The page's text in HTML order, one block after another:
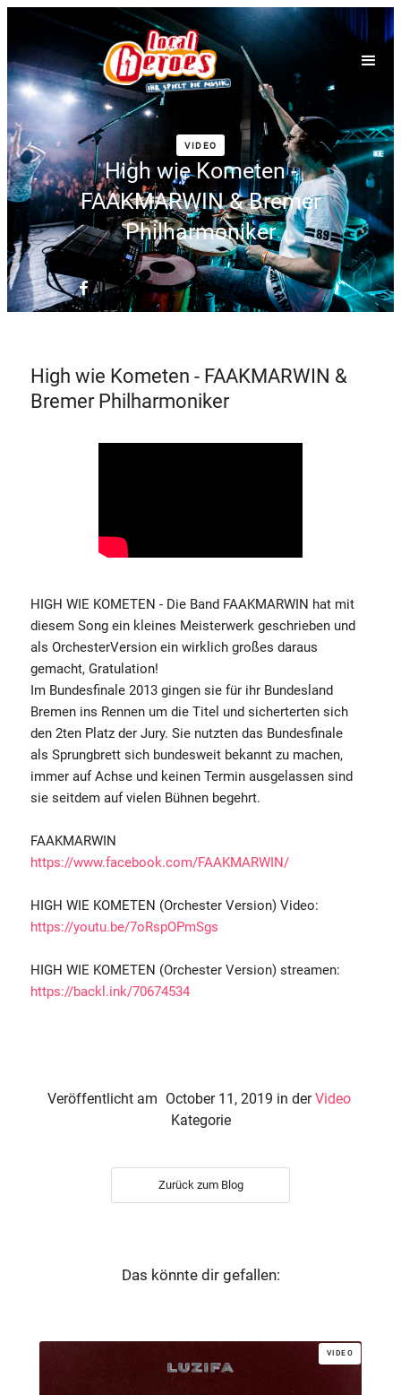
VIDEO
High wie Kometen -
FAAKMARWIN & Bremer
Philharmoniker
High wie Kometen - FAAKMARWIN &
Bremer Philharmoniker
HIGH WIE KOMETEN - Die Band FAAKMARWIN hat mit
diesem Song ein kleines Meisterwerk geschrieben und
als OrchesterVersion ein wirklich großes daraus
gemacht, Gratulation!
Im Bundesfinale 2013 gingen sie für ihr Bundesland
Bremen ins Rennen um die Titel und sicherterten sich
den 2ten Platz der Jury. Sie nutzten das Bundesfinale
als Sprungbrett sich bundesweit bekannt zu machen,
immer auf Achse und keinen Termin ausgelassen sind
sie seitdem auf vielen Bühnen begehrt.
FAAKMARWIN
https://www.facebook.com/FAAKMARWIN/
HIGH WIE KOMETEN (Orchester Version) Video:
https://youtu.be/7oRspOPmSgs
HIGH WIE KOMETEN (Orchester Version) streamen:
https://backl.ink/70674534
Veröffentlicht am October 11, 2019 in der Video
Kategorie
Zurück zum Blog
Das könnte dir gefallen:
VIDEO